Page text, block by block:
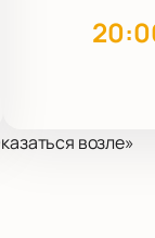
возле»